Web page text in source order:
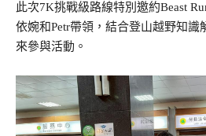
此次7K挑戰級路線特別邀約Beast
依婉和Petr帶領，結合登山越野知識
來參與活動。